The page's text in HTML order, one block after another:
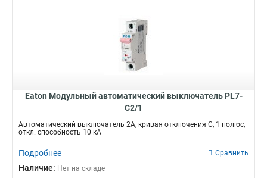
Eaton Модульный автоматический выключатель PL7-
C2/1
Автоматический выключатель 2А, кривая отключения C, 1 полюс,
откл. способность 10 кА
Подробнее Сравнить
Наличие: Нет на складе